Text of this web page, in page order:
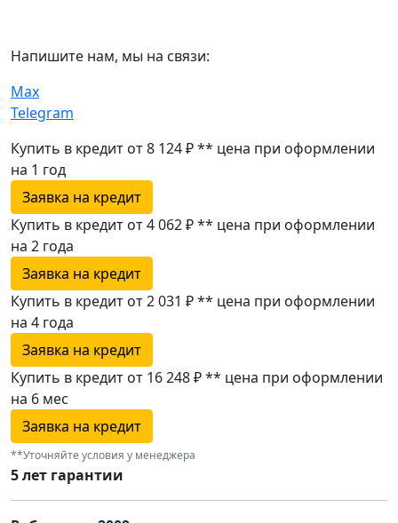
Напишите нам, мы на связи:
Max
Telegram
Купить в кредит от 8 124 ₽** цена при оформлении
на 1 год
Заявка на кредит
Купить в кредит от 4 062 ₽** цена при оформлении
на 2 года
Заявка на кредит
Купить в кредит от 2 031 ₽** цена при оформлении
на 4 года
Заявка на кредит
Купить в кредит от 16 248 ₽** цена при оформлении
на 6 мес
Заявка на кредит
**Уточняйте условия у менеджера
5 лет гарантии